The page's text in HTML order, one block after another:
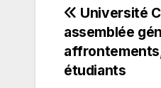
de
l’article
Université
assemblée
étudiants